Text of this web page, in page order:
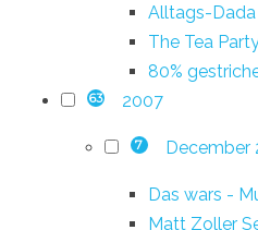
Alltags-Dada
The Tea
80%
63 2007
7 December
Das wars -
Matt Zoller